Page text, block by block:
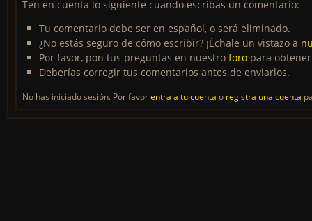
Ten en cuenta lo siguiente cuando escribas un comentario:
Tu comentario debe ser en español, o será eliminado.
¿No estás seguro de cómo escribir? ¡Échale un vistazo a
Por favor, pon tus preguntas en nuestro foro para
Deberías corregir tus comentarios antes de enviarlos.
No has iniciado sesión. Por favorentra a tu cuenta o registra una cuenta